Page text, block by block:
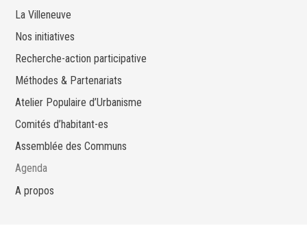
La Villeneuve
Nos initiatives
Recherche-action participative
Méthodes & Partenariats
Atelier Populaire d’Urbanisme
Comités d’habitant-es
Assemblée des Communs
Agenda
A propos